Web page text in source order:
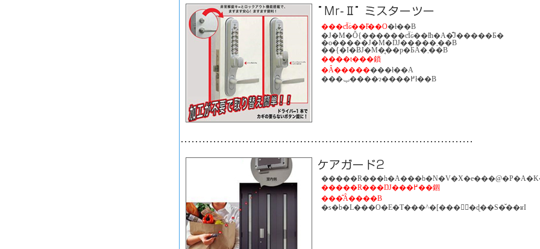
���ƈÏؔԍ��ł̏��O�ł��B
�J�M�Ŏ{������ƈÏؔԍ��ł̓h�A�͊J�����Ƃ�
�o�����J�M�ŊJ�����܂��B
��{�I�ɃJ�M�͔��p�ƂȂ�܂��B
����t���鎖
�Ȃ��������ł��A
���ݕ����ɂ����߂ł��B
�����R���ŊJ���߂��錮
���̂Ȃ����B
�s�b�L���O�E�T���^�[���􂵑΍�ɖ��S�̌��ʁI